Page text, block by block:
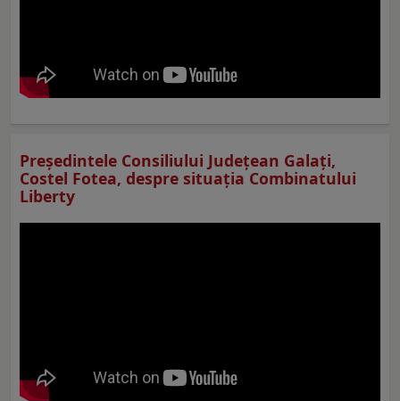
Preşedintele Consiliului Judeţean Galaţi,
Costel Fotea, despre situaţia Combinatului
Liberty